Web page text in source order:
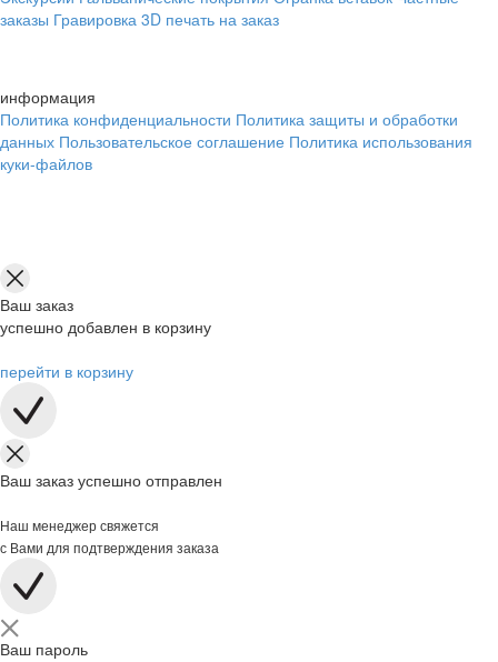
заказы Гравировка 3D печать на заказ
информация
Политика конфиденциальности Политика защиты и обработки
данных Пользовательское соглашение Политика использования
куки-файлов
Ваш заказ
успешно добавлен в корзину
перейти в корзину
Ваш заказ успешно отправлен
Наш менеджер свяжется
с Вами для подтверждения заказа
Ваш пароль